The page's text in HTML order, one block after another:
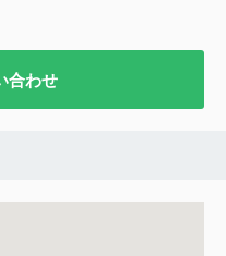
合わせ